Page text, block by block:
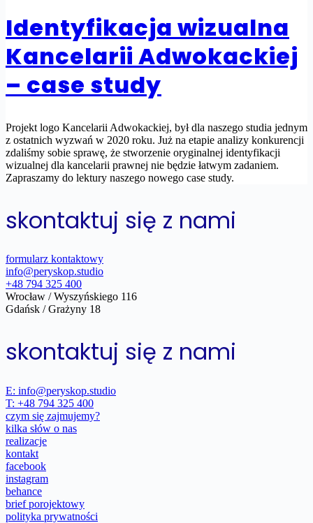
Identyfikacja wizualna
Kancelarii Adwokackiej
– case study
Projekt logo Kancelarii Adwokackiej, był dla naszego studia jednym
z ostatnich wyzwań w 2020 roku. Już na etapie analizy konkurencji
zdaliśmy sobie sprawę, że stworzenie oryginalnej identyfikacji
wizualnej dla kancelarii prawnej nie będzie łatwym zadaniem.
Zapraszamy do lektury naszego nowego case study.
skontaktuj się z nami
formularz kontaktowy
info@peryskop.studio
+48 794 325 400
Wrocław / Wyszyńskiego 116
Gdańsk / Grażyny 18
skontaktuj się z nami
E: info@peryskop.studio
T: +48 794 325 400
czym się zajmujemy?
kilka słów o nas
realizacje
kontakt
facebook
instagram
behance
brief porojektowy
polityka prywatności